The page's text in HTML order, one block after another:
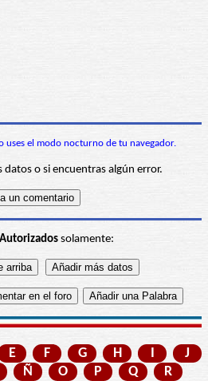
uses el modo nocturno de tu navegador.
datos o si encuentras algún error.
solamente:
E F G H I
J
Ñ O P Q
R